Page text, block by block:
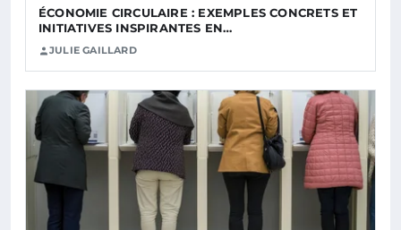
ÉCONOMIE CIRCULAIRE : EXEMPLES CONCRETS ET
INITIATIVES INSPIRANTES EN…
JULIE GAILLARD